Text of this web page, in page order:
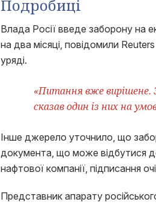
Подробиці
Влада Росії введе заборону на
на два місяці, повідомили
уряді.
«Питання вже вирішене.
сказав один із них на
Інше джерело уточнило, що
документа, що може відбутися
нафтової компанії, підписання
Представник апарату